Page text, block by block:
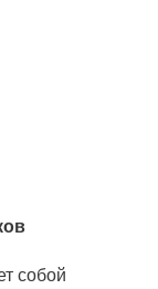
собой